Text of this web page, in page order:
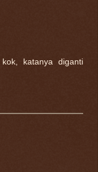
katanya diganti